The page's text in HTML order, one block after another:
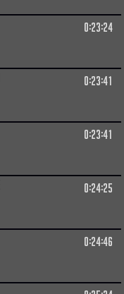
0:23:24
0:23:41
0:23:41
0:24:25
0:24:46